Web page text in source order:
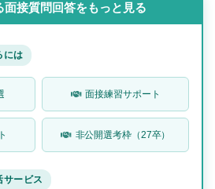
接質問回答をもっと見る
には
面接練習サポート
非公開選考枠（27卒）
サービス